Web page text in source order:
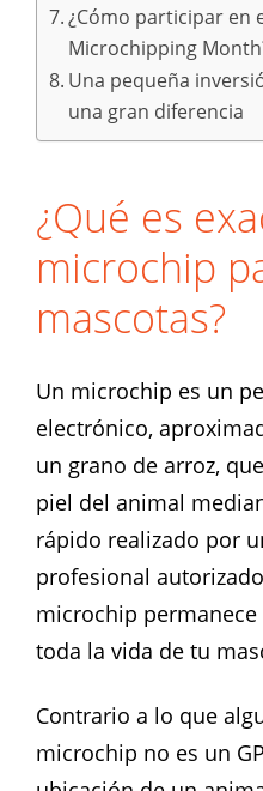
¿Cómo participar en
Microchipping
Una pequeña
una gran diferencia
¿Qué es
microchip
mascotas?
Un microchip es un
electrónico,
un grano de arroz,
piel del animal
rápido realizado por
profesional
microchip
toda la vida de tu
Contrario a lo que
microchip no es un